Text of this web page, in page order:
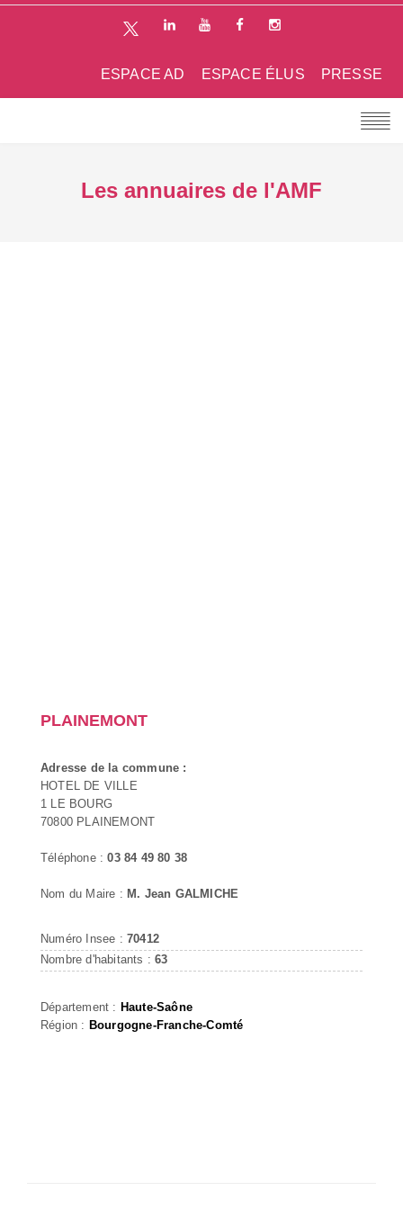
PRESSE
ESPACE ÉLUS
ESPACE AD
Les annuaires de l'AMF
PLAINEMONT
Adresse de la commune :
HOTEL DE VILLE
1 LE BOURG
70800 PLAINEMONT
Téléphone :03 84 49 80 38
Nom du Maire : M. Jean GALMICHE
Numéro Insee : 70412
Nombre d'habitants :63
Département : Haute-Saône
Région : Bourgogne-Franche-Comté